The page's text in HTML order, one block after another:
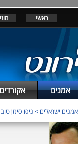
ראשי
אמנים
אמנים ישראלים > ניסו סימן טוב